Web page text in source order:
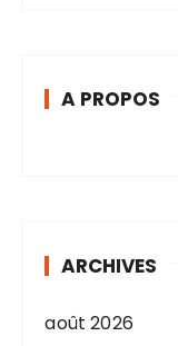
A PROPOS
ARCHIVES
août 2026